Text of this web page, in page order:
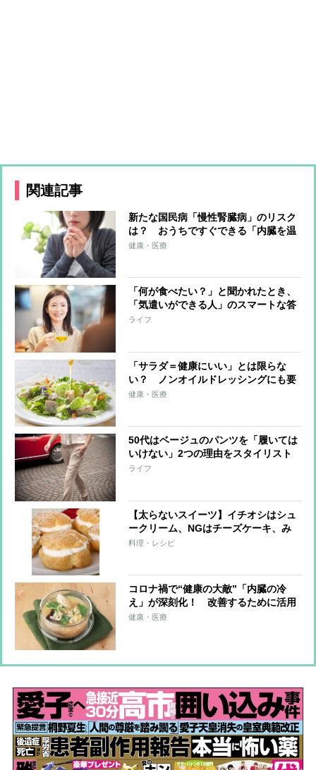
関連記事
新たな国民病「慢性腎臓病」のリスク
は？ おうちですぐできる「内臓を温
めるストレッチ」で予防を
健康・医療
「何が食べたい？」と聞かれたとき、
「気遣いができる人」のスマートな答
え方
ライフ
「サラダ＝健康にいい」とは限らな
い？ ノンオイルドレッシングにも要
注意「糖質多いことも」
健康・医療
50代はベージュのパンツを「履いては
いけない」2つの理由をスタイリスト
が解説
ライフ
【太らないスイーツ】イチオシはシュ
ークリーム、NGはチーズケーキ、み
たらし団子
料理・レシピ
コロナ禍で“健康の大敵”「内臓の冷
え」が深刻化！ 改善するために活用
したい香辛料「ヒハツ」とは？
健康・医療